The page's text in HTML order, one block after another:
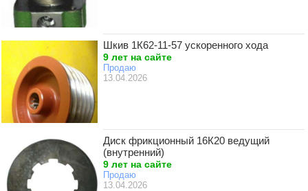
Шкив 1К62-11-57 ускоренного хода
9 лет на сайте
Продаю
13.04.2026
Диск фрикционный 16К20 ведущий
(внутренний)
9 лет на сайте
Продаю
13.04.2026